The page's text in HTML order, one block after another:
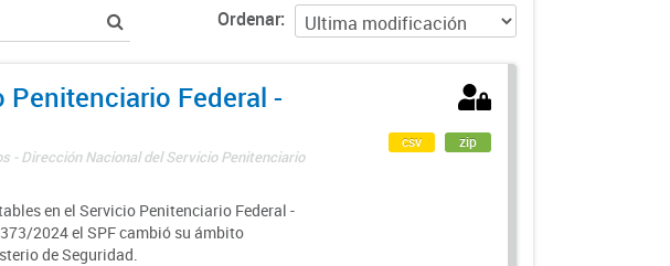
Ordenar
Penitenciario Federal -
- Dirección Nacional del Servicio Penitenciario
en el Servicio Penitenciario Federal -
2024 el SPF cambió su ámbito
de Seguridad.
csv zip